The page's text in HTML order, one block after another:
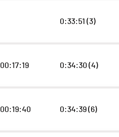
0:33:51 (3)
00:17:19 0:34:30 (4)
00:19:40 0:34:39 (6)